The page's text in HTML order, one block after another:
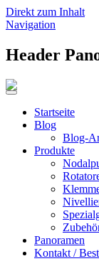
Direkt zum Inhalt
Navigation
Header
Startseite
Blog
Blog-
Produkte
Panoramen
Kontakt /